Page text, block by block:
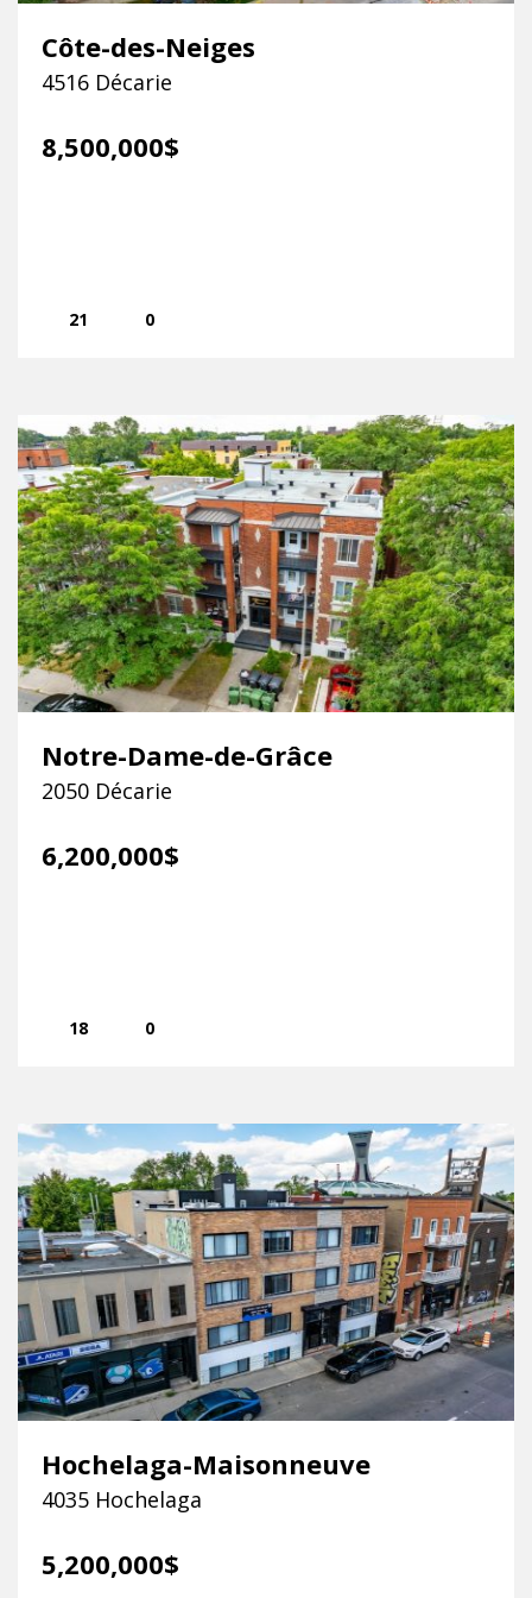
Côte-des-Neiges
4516 Décarie
8,500,000$
21 0
Notre-Dame-de-Grâce
2050 Décarie
6,200,000$
18 0
Hochelaga-Maisonneuve
4035 Hochelaga
5,200,000$